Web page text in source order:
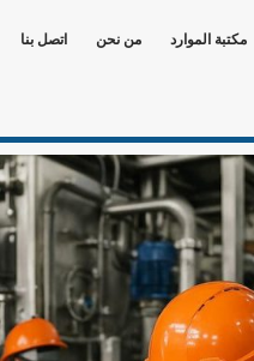
مكتبة الموارد من نحن اتصل بنا